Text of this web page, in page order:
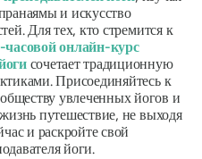
и искусство
Для тех, кто стремится к
онлайн-курс
сочетает традиционную
Присоединяйтесь к
увлеченных йогов и
путешествие, не выходя
и раскройте свой
йоги.